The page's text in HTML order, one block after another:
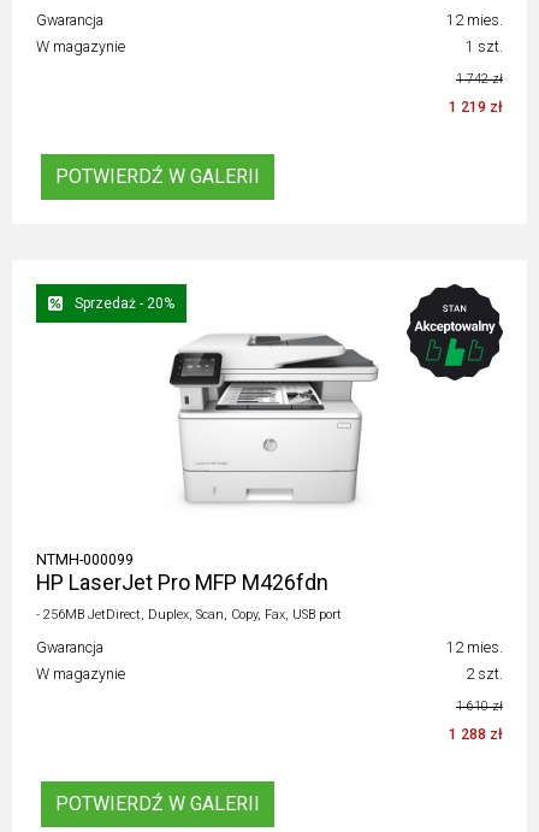
Gwarancja
12 mies.
W magazynie
1 szt.
1 742 zł
1 219 zł
POTWIERDŹ W GALERII
Sprzedaż - 20%
NTMH-000099
HP LaserJet Pro MFP M426fdn
- 256MB JetDirect, Duplex, Scan, Copy, Fax, USB port
Gwarancja
12 mies.
W magazynie
2 szt.
1 610 zł
1 288 zł
POTWIERDŹ W GALERII